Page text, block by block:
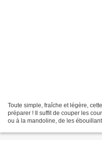
Toute simple, fraîche et légère,
préparer ! Il suffit de couper les
ou à la mandoline, de les